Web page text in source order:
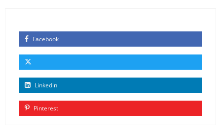
Facebook
Linkedin
Pinterest